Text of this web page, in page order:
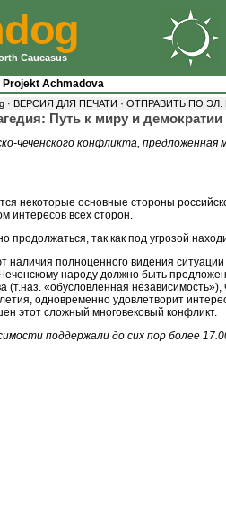
Caucasus
Projekt Achmadova
· ВЕРСИЯ ДЛЯ ПЕЧАТИ · ОТПРАВИТЬ ПО ЭЛ.
Путь к миру и демократии
чеченского конфликта,
некоторые основные стороны
интересов всех сторон.
продолжаться, так как под угрозой
наличия полноценного видения
народу должно быть
(т.наз. «обусловленная
одновременно удовлетворит
этот сложный многовековый конфликт.
поддержали до сих пор более